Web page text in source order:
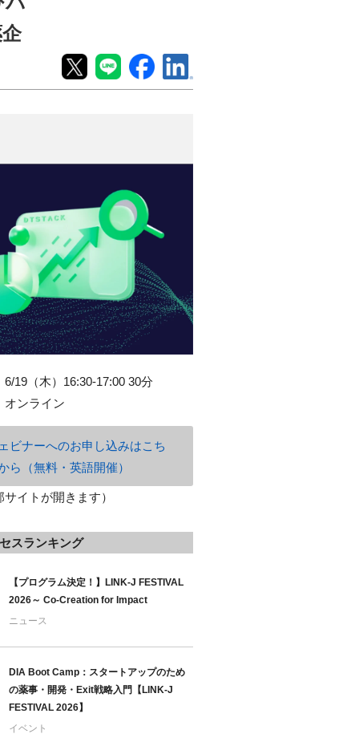
6/19（木）16:30-17:00 30分
オンライン
ビナーへのお申し込みはこち
ら（無料・英語開催）
サイトが開きます）
スランキング
【プログラム決定！】LINK-J FESTIVAL
2026～ Co-Creation for Impact
ニュース
DIA Boot Camp：スタートアップのため
の薬事・開発・Exit戦略入門【LINK-J
FESTIVAL 2026】
イベント